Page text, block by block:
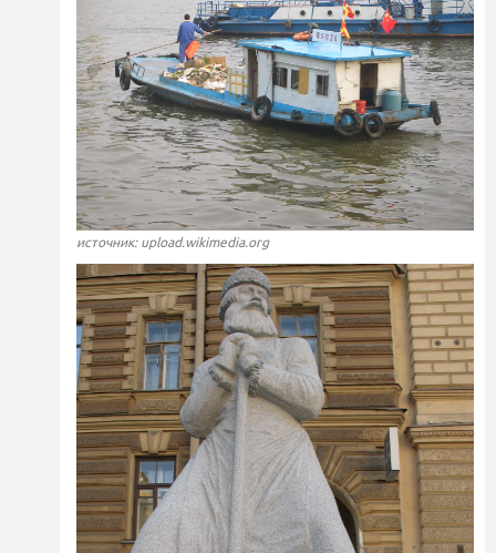
источник: upload.wikimedia.org